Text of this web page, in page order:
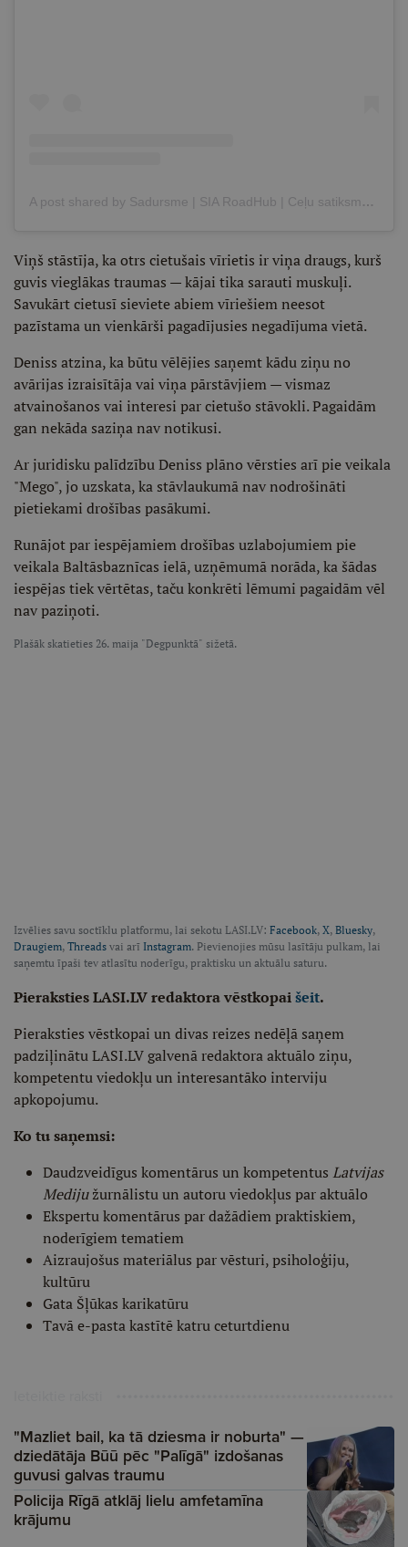
A post shared by Sadursme | SIA RoadHub | Ceļu satiksmes negadījumi, drošība (@sadursme)
Viņš stāstīja, ka otrs cietušais vīrietis ir viņa draugs, kurš
guvis vieglākas traumas — kājai tika sarauti muskuļi.
Savukārt cietusī sieviete abiem vīriešiem neesot
pazīstama un vienkārši pagadījusies negadījuma vietā.
Deniss atzina, ka būtu vēlējies saņemt kādu ziņu no
avārijas izraisītāja vai viņa pārstāvjiem — vismaz
atvainošanos vai interesi par cietušo stāvokli. Pagaidām
gan nekāda saziņa nav notikusi.
Ar juridisku palīdzību Deniss plāno vērsties arī pie veikala
"Mego", jo uzskata, ka stāvlaukumā nav nodrošināti
pietiekami drošības pasākumi.
Runājot par iespējamiem drošības uzlabojumiem pie
veikala Baltāsbaznīcas ielā, uzņēmumā norāda, ka šādas
iespējas tiek vērtētas, taču konkrēti lēmumi pagaidām vēl
nav paziņoti.
Plašāk skatieties 26. maija "Degpunktā" sižetā.
Izvēlies savu soctīklu platformu, lai sekotu LASI.LV: Facebook, X, Bluesky,
Draugiem, Threads vai arī Instagram. Pievienojies mūsu lasītāju pulkam, lai
saņemtu īpaši tev atlasītu noderīgu, praktisku un aktuālu saturu.
Pieraksties LASI.LV redaktora vēstkopaišeit.
Pieraksties vēstkopai un divas reizes nedēļā saņem
padziļinātu LASI.LV galvenā redaktora aktuālo ziņu,
kompetentu viedokļu un interesantāko interviju
apkopojumu.
Ko tu saņemsi:
Daudzveidīgus komentārus un kompetentus Latvijas
Medijužurnālistu un autoru viedokļus par aktuālo
Ekspertu komentārus par dažādiem praktiskiem,
noderīgiem tematiem
Aizraujošus materiālus par vēsturi, psiholoģiju,
kultūru
Gata Šļūkas karikatūru
Tavā e-pasta kastītē katru ceturtdienu
"Mazliet bail, ka tā dziesma ir noburta" —
dziedātāja Būū pēc "Palīgā" izdošanas
guvusi galvas traumu
Policija Rīgā atklāj lielu amfetamīna
krājumu